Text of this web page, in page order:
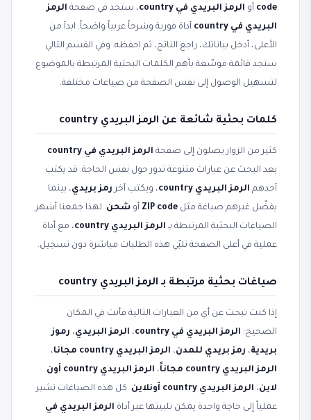
code أو الرمز البريدي في country ، ستجد في صفحة الرمز
البريدي في country
أداة فورية وشرحاً عربياً واضحاً. ابدأ من
الأعلى، أدخل بياناتك، راجع الناتج، ثم احفظه. وفي القسم التالي
ستجد قائمة موسّعة بأهم الكلمات البحثية المرتبطة بالموضوع
لتسهيل الوصول إلى نفس الصفحة من صياغات مختلفة.
كلمات بحثية شائعة عن الرمز البريدي country
كثير من الزوار يصلون إلى صفحة الرمز البريدي في country
بعد البحث عن عبارات متنوعة تدور حول نفس الحاجة. قد يكتب
أحدهم الرمز البريدي country ، ويكتب آخر رمز بريدي، بينما
يفضّل غيرهم صياغة مثل ZIP code أو شحن. لهذا جمعنا أشهر
الصياغات البحثية المرتبطة بـ الرمز البريدي country
، مع أداة
عملية في أعلى الصفحة تلبّي هذه الطلبات مباشرة دون تسجيل.
صياغات بحثية مرتبطة بـ الرمز البريدي country
إذا كنت تبحث عن أي من العبارات التالية فأنت في المكان
الصحيح: الرمز البريدي في country ، الرمز البريدي، رموز
بريدية، رمز بريدي للمدن، الرمز البريدي country مجانا
،
الرمز البريدي country مجاناً
،
الرمز البريدي country أون
لاين، الرمز البريدي country أونلاين
. كل هذه الصياغات تشير
عملياً إلى حاجة واحدة يمكن تلبيتها عبر أداة الرمز البريدي في